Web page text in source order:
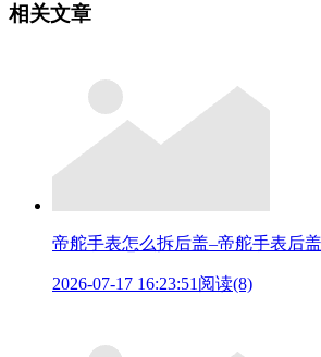
相关文章
帝舵手表怎么拆后盖–帝舵手表后
2026-07-17 16:23:51 阅读(8)